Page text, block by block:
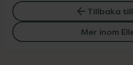
Tillbaka till
Mer inom